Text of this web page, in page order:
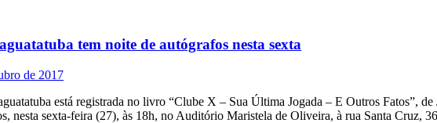
tem noite de autógrafos nesta sexta
de 2017
está registrada no livro “Clube X – Sua Última Jogada – E Outros Fatos”, de
nesta sexta-feira (27), às 18h, no Auditório Maristela de Oliveira, à rua Santa Cruz,